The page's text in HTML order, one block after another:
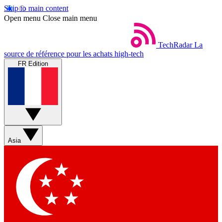
Skip to main content
Open menu Close main menu
TechRadar La
source de référence pour les achats high-tech
FR Edition
Asia